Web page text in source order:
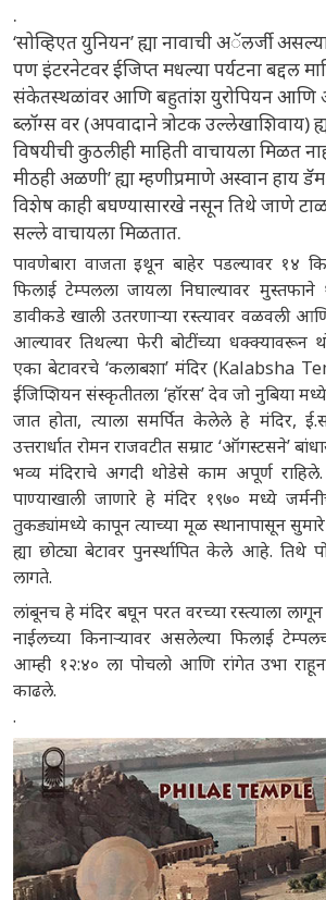
.
‘सोव्हिएत युनियन’ ह्या नावाची अॅलर्जी
पण इंटरनेटवर ईजिप्त मधल्या पर्यटना बद्दल
संकेतस्थळांवर आणि बहुतांश युरोपियन आणि
ब्लॉग्स वर (अपवादाने त्रोटक उल्लेखाशिवाय)
विषयीची कुठलीही माहिती वाचायला मिळत
मीठही अळणी’ ह्या म्हणीप्रमाणे अस्वान हाय
विशेष काही बघण्यासारखे नसून तिथे जाणे
सल्ले वाचायला मिळतात.
पावणेबारा वाजता इथून बाहेर पडल्यावर १४
फिलाई टेम्पलला जायला निघाल्यावर मुस्तफाने
डावीकडे खाली उतरणाऱ्या रस्त्यावर वळवली
आल्यावर तिथल्या फेरी बोटींच्या धक्क्यावरून
एका बेटावरचे ‘कलाबशा’ मंदिर (Kalabsha
ईजिप्शियन संस्कृतीतला ‘हॉरस’ देव जो नुबिया
जात होता, त्याला समर्पित केलेले हे मंदिर,
उत्तरार्धात रोमन राजवटीत सम्राट ‘ऑगस्टसने’
भव्य मंदिराचे अगदी थोडेसे काम अपूर्ण
पाण्याखाली जाणारे हे मंदिर १९७० मध्ये
तुकड्यांमध्ये कापून त्याच्या मूळ स्थानापासून
ह्या छोट्या बेटावर पुनर्स्थापित केले आहे. तिथे
लागते.
लांबूनच हे मंदिर बघून परत वरच्या रस्त्याला
नाईलच्या किनाऱ्यावर असलेल्या फिलाई
आम्ही १२:४० ला पोचलो आणि रांगेत उभा
काढले.
.